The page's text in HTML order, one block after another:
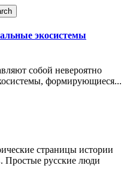
экосистемы
собой невероятно
формирующиеся...
страницы истории
русские люди